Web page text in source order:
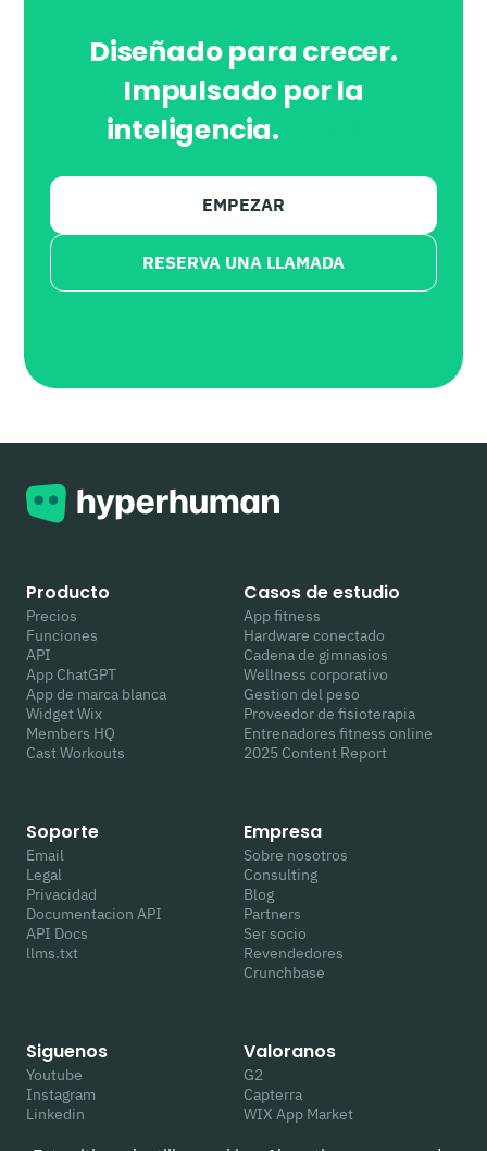
Diseñado para crecer.
Impulsado por la
inteligencia.
EMPEZAR
RESERVA UNA LLAMADA
Producto
Precios
Funciones
API
App ChatGPT
App de marca blanca
Widget Wix
Members HQ
Cast Workouts
Casos de estudio
App fitness
Hardware conectado
Cadena de gimnasios
Wellness corporativo
Gestion del peso
Proveedor de fisioterapia
Entrenadores fitness online
2025 Content Report
Soporte
Email
Legal
Privacidad
Documentacion API
API Docs
llms.txt
Empresa
Sobre nosotros
Consulting
Blog
Partners
Ser socio
Revendedores
Crunchbase
Siguenos
Youtube
Instagram
Linkedin
Valoranos
G2
Capterra
WIX App Market